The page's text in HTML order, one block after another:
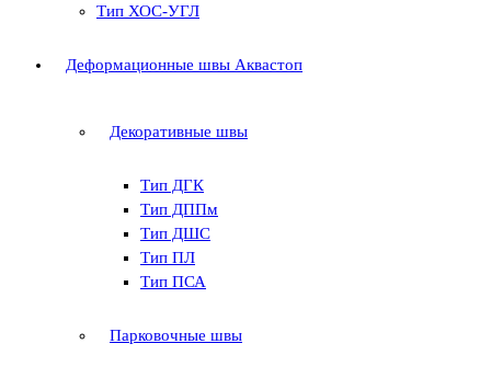
Тип ХОС-УГЛ
Деформационные швы Аквастоп
Декоративные швы
Тип ДГК
Тип ДППм
Тип ДШС
Тип ПЛ
Тип ПСА
Парковочные швы